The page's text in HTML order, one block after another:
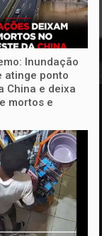
Inundação
atinge ponto
China e deixa
mortos e